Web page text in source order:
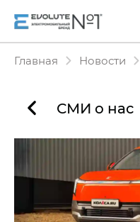
Главная Новости
СМИ о нас